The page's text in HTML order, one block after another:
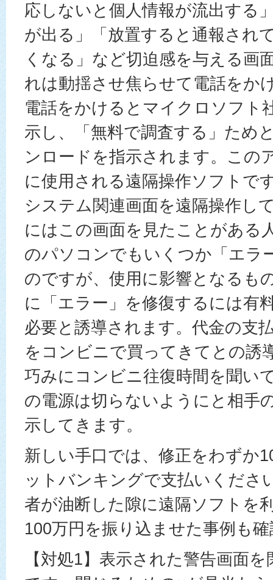
応しないと個人情報が流出する
が出る」「放置すると通報され
くなる」など切迫感を与える画
れは動揺させ焦らせて電話をか
電話をかけるとマイクロソフト
示し、「無料で調査する」ため
ンロードを指示されます。この
に使用される遠隔操作ソフトで
システム関連画面を遠隔操作し
にはこの画面を見たことがある
のパソコンでもいくつか「エラ
のですが、使用に影響となるも
に「エラー」を修復するには有
必要と誘導されます。代金の支
をコンビニで買ってきてとの誘
巧みにコンビニ往復時間を聞い
の電源は切らないようにと相手
示してきます。
新しい手口では、修正をわずか
ットバンキングで支払いくださ
者が油断した隙に遠隔ソフトを
100万円を振り込ませた事例も
【対処1】表示された警告画面